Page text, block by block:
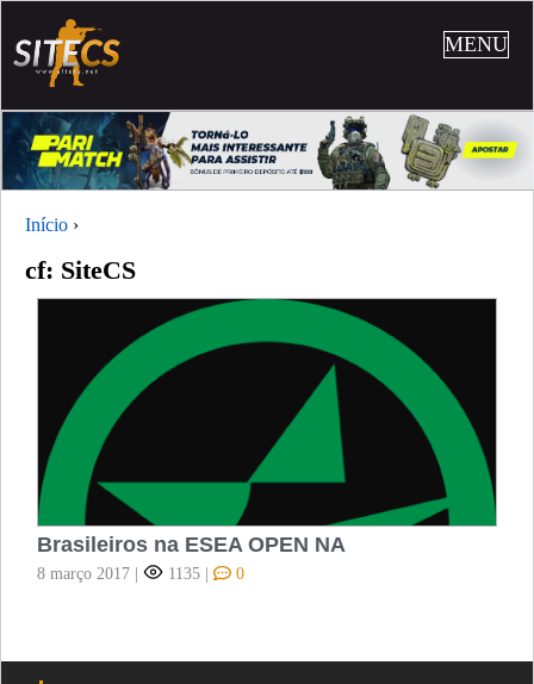
MENU
Início ›
cf: SiteCS
Brasileiros na ESEA OPEN NA
8 março 2017 | 1135 | 0